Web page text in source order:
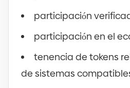
participación
participación en el
tenencia de tokens
de sistemas